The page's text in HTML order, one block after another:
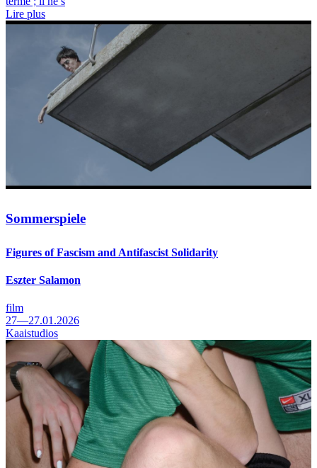
Lire plus
Sommerspiele
Figures of Fascism and Antifascist Solidarity
Eszter Salamon
film
27—27.01.2026
Kaaistudios